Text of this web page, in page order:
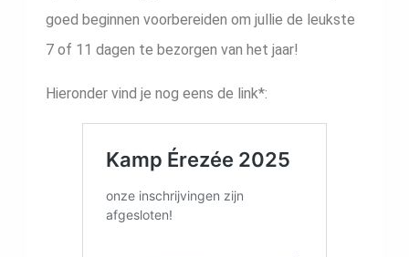
goed beginnen voorbereiden om jullie de leukste
7 of 11 dagen te bezorgen van het jaar!
Hieronder vind je nog eens de link*: